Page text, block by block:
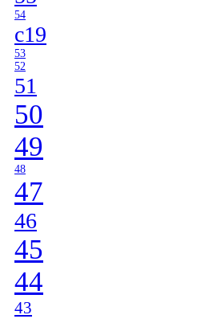
54
c19
53
52
51
50
49
48
47
46
45
44
43